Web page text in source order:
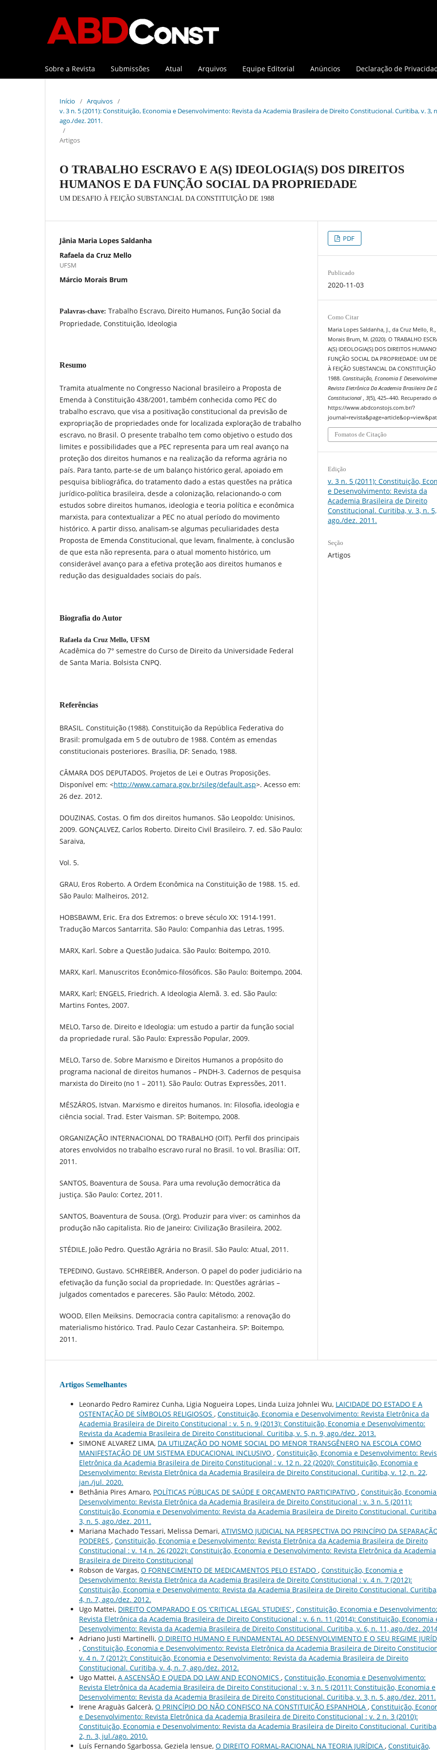
Sobre a Revista Submissões Atual Arquivos Equipe Editorial Anúncios Declaração de
Início / Arquivos /
v. 3 n. 5 (2011): Constituição, Economia e Desenvolvimento: Revista da Academia Brasileira de Direito Constitucional. Curitiba, v. 3,
ago./dez. 2011.
/
Artigos
O TRABALHO ESCRAVO E A(S) IDEOLOGIA(S) DOS DIREITOS
HUMANOS E DA FUNÇÃO SOCIAL DA PROPRIEDADE
UM DESAFIO À FEIÇÃO SUBSTANCIAL DA CONSTITUIÇÃO DE 1988
Jânia Maria Lopes Saldanha
Rafaela da Cruz Mello
UFSM
Márcio Morais Brum
Palavras-chave: Trabalho Escravo, Direito Humanos, Função Social da
Propriedade, Constituição, Ideologia
Resumo
Tramita atualmente no Congresso Nacional brasileiro a Proposta de
Emenda à Constituição 438/2001, também conhecida como PEC do
trabalho escravo, que visa a positivação constitucional da previsão de
expropriação de propriedades onde for localizada exploração de trabalho
escravo, no Brasil. O presente trabalho tem como objetivo o estudo dos
limites e possibilidades que a PEC representa para um real avanço na
proteção dos direitos humanos e na realização da reforma agrária no
país. Para tanto, parte-se de um balanço histórico geral, apoiado em
pesquisa bibliográfica, do tratamento dado a estas questões na prática
jurídico-política brasileira, desde a colonização, relacionando-o com
estudos sobre direitos humanos, ideologia e teoria política e econômica
marxista, para contextualizar a PEC no atual período do movimento
histórico. A partir disso, analisam-se algumas peculiaridades desta
Proposta de Emenda Constitucional, que levam, finalmente, à conclusão
de que esta não representa, para o atual momento histórico, um
considerável avanço para a efetiva proteção aos direitos humanos e
redução das desigualdades sociais do país.
Biografia do Autor
Rafaela da Cruz Mello, UFSM
Acadêmica do 7° semestre do Curso de Direito da Universidade Federal
de Santa Maria. Bolsista CNPQ.
Referências
BRASIL. Constituição (1988). Constituição da República Federativa do
Brasil: promulgada em 5 de outubro de 1988. Contém as emendas
constitucionais posteriores. Brasília, DF: Senado, 1988.
CÂMARA DOS DEPUTADOS. Projetos de Lei e Outras Proposições.
Disponível em: <http://www.camara.gov.br/sileg/default.asp>. Acesso em:
26 dez. 2012.
DOUZINAS, Costas. O fim dos direitos humanos. São Leopoldo: Unisinos,
2009. GONÇALVEZ, Carlos Roberto. Direito Civil Brasileiro. 7. ed. São Paulo:
Saraiva,
Vol. 5.
GRAU, Eros Roberto. A Ordem Econômica na Constituição de 1988. 15. ed.
São Paulo: Malheiros, 2012.
HOBSBAWM, Eric. Era dos Extremos: o breve século XX: 1914-1991.
Tradução Marcos Santarrita. São Paulo: Companhia das Letras, 1995.
MARX, Karl. Sobre a Questão Judaica. São Paulo: Boitempo, 2010.
MARX, Karl. Manuscritos Econômico-filosóficos. São Paulo: Boitempo, 2004.
MARX, Karl; ENGELS, Friedrich. A Ideologia Alemã. 3. ed. São Paulo:
Martins Fontes, 2007.
MELO, Tarso de. Direito e Ideologia: um estudo a partir da função social
da propriedade rural. São Paulo: Expressão Popular, 2009.
MELO, Tarso de. Sobre Marxismo e Direitos Humanos a propósito do
programa nacional de direitos humanos – PNDH-3. Cadernos de pesquisa
marxista do Direito (no 1 – 2011). São Paulo: Outras Expressões, 2011.
MÉSZÁROS, Istvan. Marxismo e direitos humanos. In: Filosofia, ideologia e
ciência social. Trad. Ester Vaisman. SP: Boitempo, 2008.
ORGANIZAÇÃO INTERNACIONAL DO TRABALHO (OIT). Perfil dos principais
atores envolvidos no trabalho escravo rural no Brasil. 1o vol. Brasília: OIT,
2011.
SANTOS, Boaventura de Sousa. Para uma revolução democrática da
justiça. São Paulo: Cortez, 2011.
SANTOS, Boaventura de Sousa. (Org). Produzir para viver: os caminhos da
produção não capitalista. Rio de Janeiro: Civilização Brasileira, 2002.
STÉDILE, João Pedro. Questão Agrária no Brasil. São Paulo: Atual, 2011.
TEPEDINO, Gustavo. SCHREIBER, Anderson. O papel do poder judiciário na
efetivação da função social da propriedade. In: Questões agrárias –
julgados comentados e pareceres. São Paulo: Método, 2002.
WOOD, Ellen Meiksins. Democracia contra capitalismo: a renovação do
materialismo histórico. Trad. Paulo Cezar Castanheira. SP: Boitempo,
2011.
PDF
Publicado
2020-11-03
Como Citar
Maria Lopes Saldanha, J., da Cruz Mello,
Morais Brum, M. (2020). O TRABALHO
A(S) IDEOLOGIA(S) DOS DIREITOS
FUNÇÃO SOCIAL DA PROPRIEDADE: UM
À FEIÇÃO SUBSTANCIAL DA CONSTITUIÇÃO
1988.Constituição, Economia E
Revista Eletrônica Da Academia Brasileira De
Constitucional,3(5), 425–440. Recuperado
https://www.abdconstojs.com.br/?
Fomatos de Citação
Edição
v. 3 n. 5 (2011): Constituição,
e Desenvolvimento: Revista da
Academia Brasileira de Direito
Constitucional. Curitiba, v. 3, n. 5,
ago./dez. 2011.
Seção
Artigos
Artigos Semelhantes
Leonardo Pedro Ramirez Cunha, Ligia Nogueira Lopes, Linda Luiza Johnlei Wu, LAICIDADE DO ESTADO E A
OSTENTAÇÃO DE SÍMBOLOS RELIGIOSOS , Constituição, Economia e Desenvolvimento: Revista Eletrônica da
Academia Brasileira de Direito Constitucional : v. 5 n. 9 (2013): Constituição, Economia e Desenvolvimento:
Revista da Academia Brasileira de Direito Constitucional. Curitiba, v. 5, n. 9, ago./dez. 2013.
SIMONE ALVAREZ LIMA, DA UTILIZAÇÃO DO NOME SOCIAL DO MENOR TRANSGÊNERO NA ESCOLA COMO
MANIFESTAÇÃO DE UM SISTEMA EDUCACIONAL INCLUSIVO , Constituição, Economia e Desenvolvimento:
Eletrônica da Academia Brasileira de Direito Constitucional : v. 12 n. 22 (2020): Constituição, Economia e
Desenvolvimento: Revista Eletrônica da Academia Brasileira de Direito Constitucional. Curitiba, v. 12, n. 22,
jan./jul. 2020.
Bethânia Pires Amaro, POLÍTICAS PÚBLICAS DE SAÚDE E ORÇAMENTO PARTICIPATIVO , Constituição,
Desenvolvimento: Revista Eletrônica da Academia Brasileira de Direito Constitucional : v. 3 n. 5 (2011):
Constituição, Economia e Desenvolvimento: Revista da Academia Brasileira de Direito Constitucional.
3, n. 5, ago./dez. 2011.
Mariana Machado Tessari, Melissa Demari, ATIVISMO JUDICIAL NA PERSPECTIVA DO PRINCÍPIO DA
PODERES , Constituição, Economia e Desenvolvimento: Revista Eletrônica da Academia Brasileira de Direito
Constitucional : v. 14 n. 26 (2022): Constituição, Economia e Desenvolvimento: Revista Eletrônica da Academia
Brasileira de Direito Constitucional
Robson de Vargas, O FORNECIMENTO DE MEDICAMENTOS PELO ESTADO , Constituição, Economia e
Desenvolvimento: Revista Eletrônica da Academia Brasileira de Direito Constitucional : v. 4 n. 7 (2012):
Constituição, Economia e Desenvolvimento: Revista da Academia Brasileira de Direito Constitucional.
4, n. 7, ago./dez. 2012.
Ugo Mattei, DIREITO COMPARADO E OS ‘CRITICAL LEGAL STUDIES’ , Constituição, Economia e Desenvolvimento:
Revista Eletrônica da Academia Brasileira de Direito Constitucional : v. 6 n. 11 (2014): Constituição, Economia
Desenvolvimento: Revista da Academia Brasileira de Direito Constitucional. Curitiba, v. 6, n. 11, ago./dez.
Adriano Justi Martinelli, O DIREITO HUMANO E FUNDAMENTAL AO DESENVOLVIMENTO E O SEU REGIME
, Constituição, Economia e Desenvolvimento: Revista Eletrônica da Academia Brasileira de Direito
v. 4 n. 7 (2012): Constituição, Economia e Desenvolvimento: Revista da Academia Brasileira de Direito
Constitucional. Curitiba, v. 4, n. 7, ago./dez. 2012.
Ugo Mattei, A ASCENSÃO E QUEDA DO LAW AND ECONOMICS , Constituição, Economia e Desenvolvimento:
Revista Eletrônica da Academia Brasileira de Direito Constitucional : v. 3 n. 5 (2011): Constituição, Economia e
Desenvolvimento: Revista da Academia Brasileira de Direito Constitucional. Curitiba, v. 3, n. 5, ago./dez. 2011.
Irene Araguàs Galcerà, O PRINCÍPIO DO NÃO CONFISCO NA CONSTITUIÇÃO ESPANHOLA , Constituição,
e Desenvolvimento: Revista Eletrônica da Academia Brasileira de Direito Constitucional : v. 2 n. 3 (2010):
Constituição, Economia e Desenvolvimento: Revista da Academia Brasileira de Direito Constitucional.
2, n. 3, jul./ago. 2010.
Luís Fernando Sgarbossa, Geziela Iensue, O DIREITO FORMAL-RACIONAL NA TEORIA JURÍDICA , Constituição,